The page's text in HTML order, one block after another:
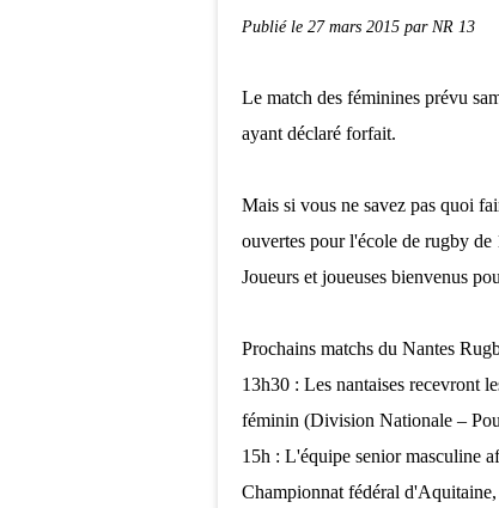
Publié le 27 mars 2015 par NR 13
Le match des féminines prévu
ayant déclaré forfait.
Mais si vous ne savez pas quoi
ouvertes pour l'école de rugby
Joueurs et joueuses bienvenus
Prochains matchs du Nantes
13h30 : Les nantaises recevront
féminin (Division Nationale –
15h : L'équipe senior masculine
Championnat fédéral